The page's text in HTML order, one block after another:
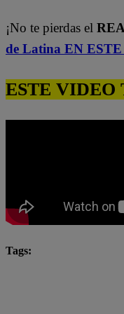
¡No te pierdas el
de Latina EN
ESTE VIDEO
Tags: